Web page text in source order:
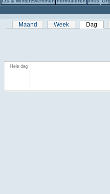
Primaire tabs
Maand Week Dag
Hele dag